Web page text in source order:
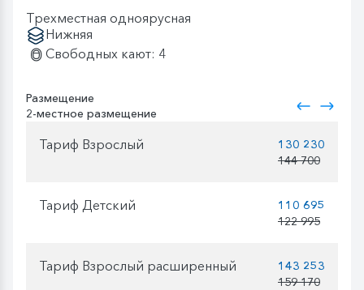
Трехместная одноярусная
Нижняя
Свободных кают: 4
Размещение
2-местное размещение
Тариф Взрослый
130 230
144 700
Тариф Детский
110 695
122 995
Тариф Взрослый расширенный
143 253
159 170